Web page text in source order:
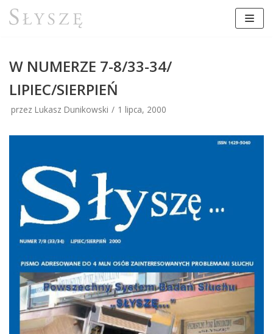
Przejdź
W NUMERZE 7-8/33-34/
LIPIEC/SIERPIEŃ
przez Lukasz Dunikowski 1 lipca, 2000